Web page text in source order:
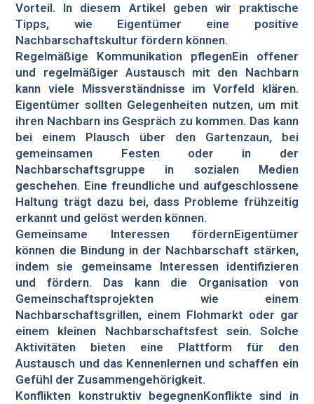
Vorteil. In diesem Artikel geben wir praktische
Tipps, wie Eigentümer eine positive
Nachbarschaftskultur fördern können.
Regelmäßige Kommunikation pflegenEin offener
und regelmäßiger Austausch mit den Nachbarn
kann viele Missverständnisse im Vorfeld klären.
Eigentümer sollten Gelegenheiten nutzen, um mit
ihren Nachbarn ins Gespräch zu kommen. Das kann
bei einem Plausch über den Gartenzaun, bei
gemeinsamen Festen oder in der
Nachbarschaftsgruppe in sozialen Medien
geschehen. Eine freundliche und aufgeschlossene
Haltung trägt dazu bei, dass Probleme frühzeitig
erkannt und gelöst werden können.
Gemeinsame Interessen fördernEigentümer
können die Bindung in der Nachbarschaft stärken,
indem sie gemeinsame Interessen identifizieren
und fördern. Das kann die Organisation von
Gemeinschaftsprojekten wie einem
Nachbarschaftsgrillen, einem Flohmarkt oder gar
einem kleinen Nachbarschaftsfest sein. Solche
Aktivitäten bieten eine Plattform für den
Austausch und das Kennenlernen und schaffen ein
Gefühl der Zusammengehörigkeit.
Konflikten konstruktiv begegnenKonflikte sind in